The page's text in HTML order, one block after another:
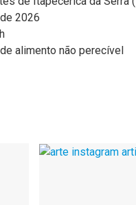
2026
alimento não perecível